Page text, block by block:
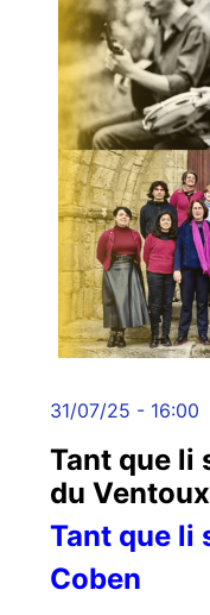
31/07/25 - 16:00
Tant que li
du
Tant que li
Coben